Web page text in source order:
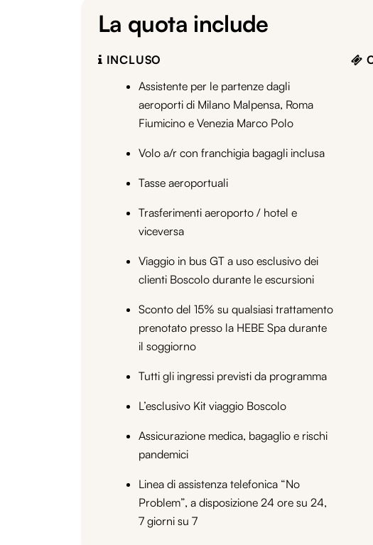
La quota include
INCLUSO
Assistente per le partenze dagli
aeroporti di Milano Malpensa, Roma
Fiumicino e Venezia Marco Polo
Volo a/r con franchigia bagagli inclusa
Tasse aeroportuali
Trasferimenti aeroporto / hotel e
viceversa
Viaggio in bus GT a uso esclusivo dei
clienti Boscolo durante le escursioni
Sconto del 15% su qualsiasi trattamento
prenotato presso la HEBE Spa durante
il soggiorno
Tutti gli ingressi previsti da programma
L’esclusivo Kit viaggio Boscolo
Assicurazione medica, bagaglio e rischi
pandemici
Linea di assistenza telefonica “No
Problem”, a disposizione 24 ore su 24,
7 giorni su 7